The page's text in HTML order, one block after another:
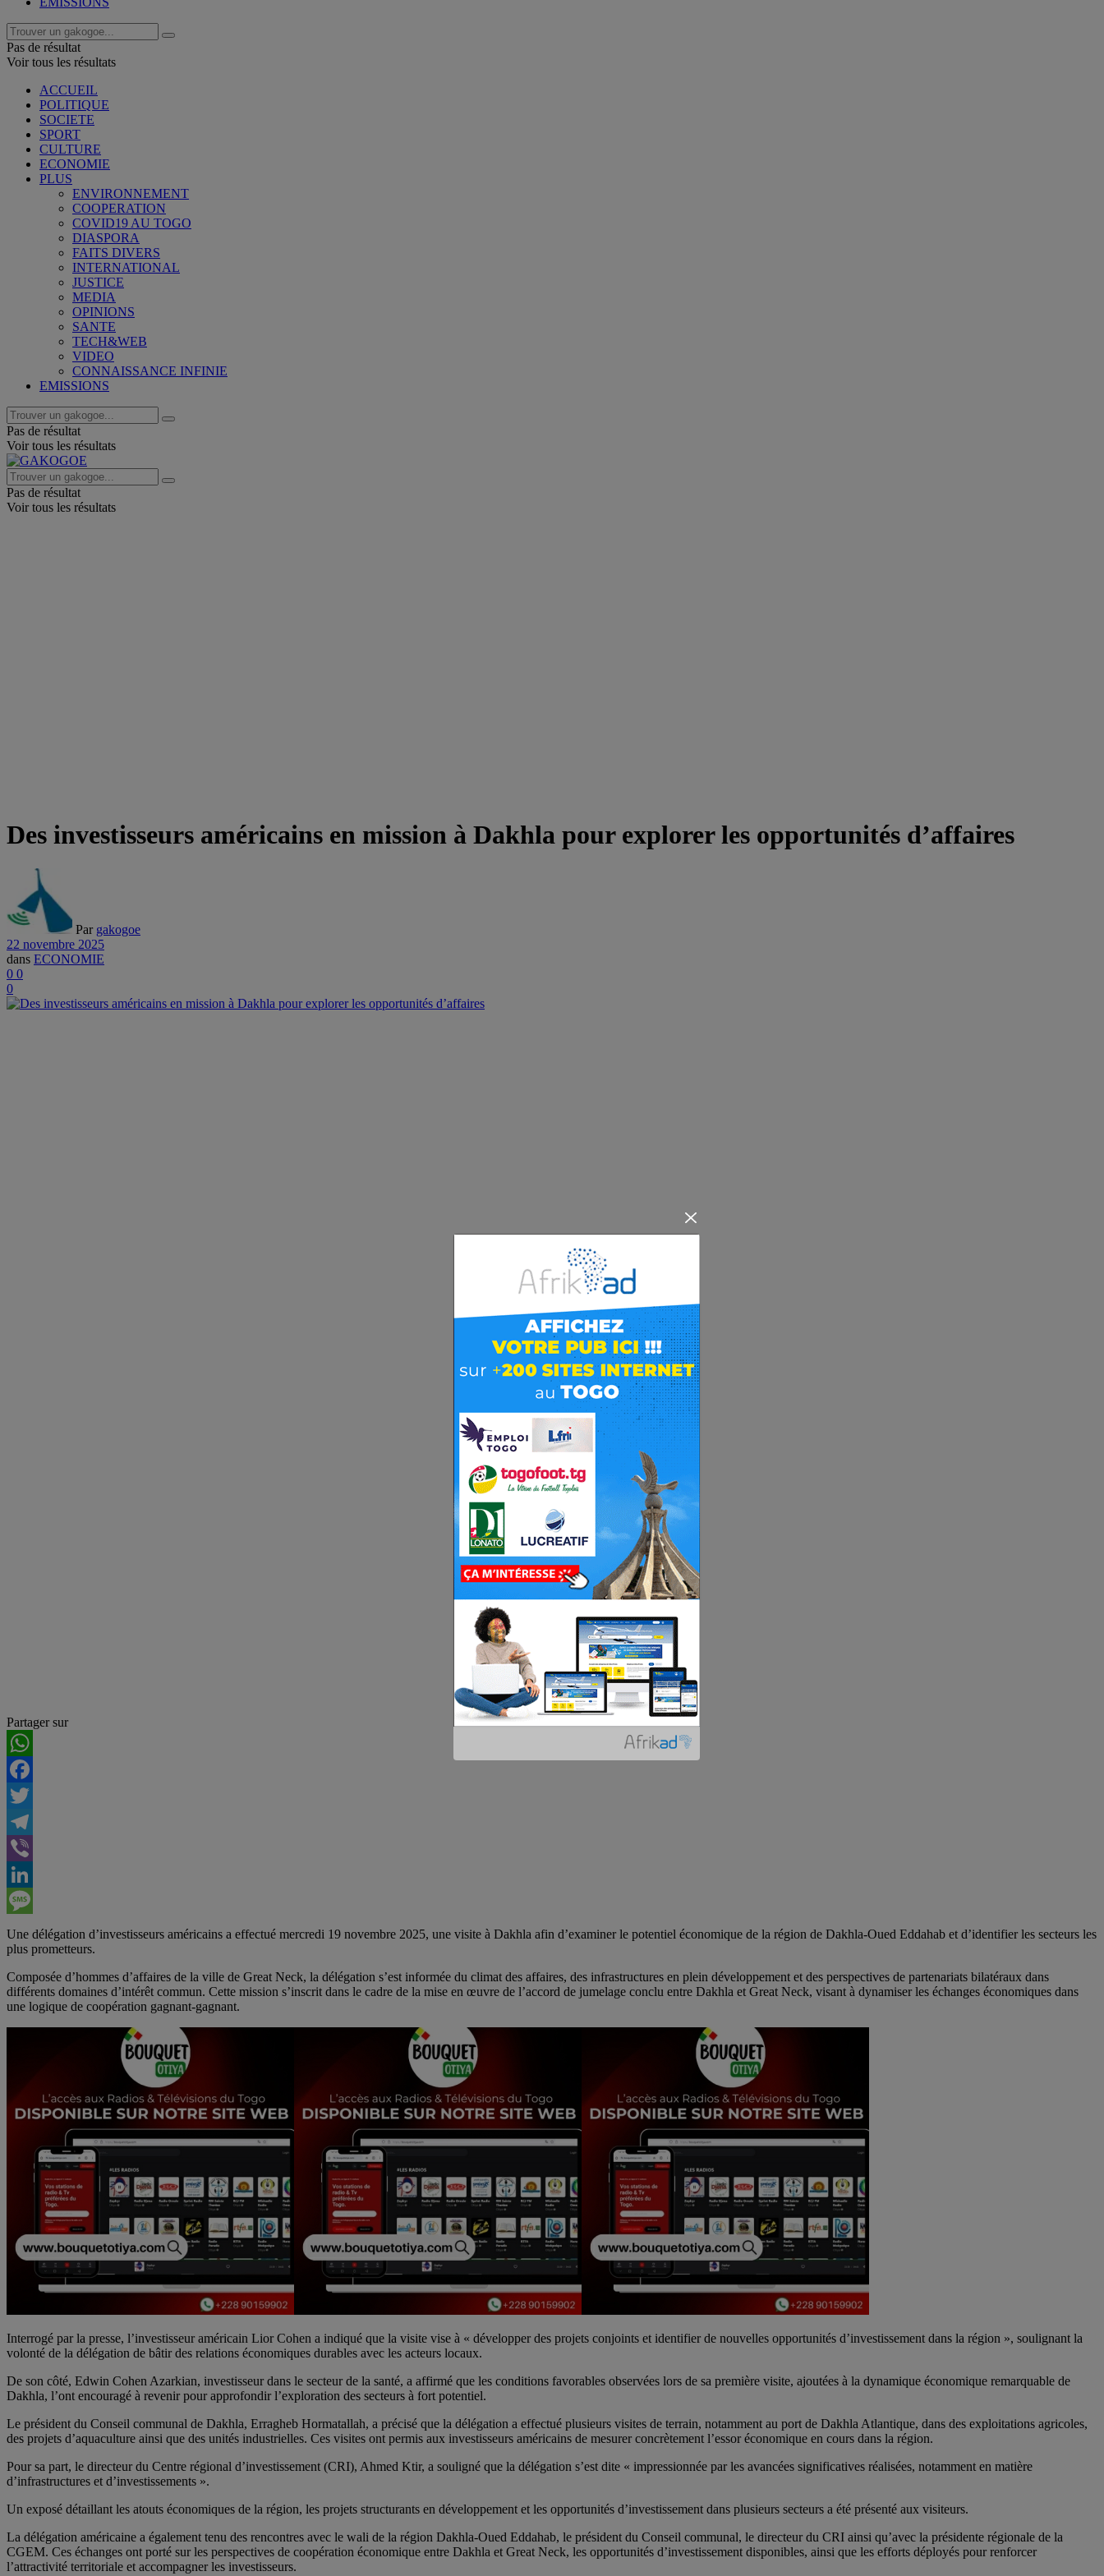
Pas de résultat
Voir tous les résultats
ACCUEIL
POLITIQUE
SOCIETE
SPORT
CULTURE
ECONOMIE
PLUS
ENVIRONNEMENT
COOPERATION
COVID19 AU TOGO
DIASPORA
FAITS DIVERS
INTERNATIONAL
JUSTICE
MEDIA
OPINIONS
SANTE
TECH&WEB
VIDEO
CONNAISSANCE INFINIE
EMISSIONS
Pas de résultat
Voir tous les résultats
Pas de résultat
Voir tous les résultats
Des investisseurs américains en mission à Dakhla pour explorer les opportunités d’affaires
Par gakogoe
22 novembre 2025
dans ECONOMIE
0 0
0
Partager sur
WhatsApp
Facebook
Twitter
Telegram
Viber
LinkedIn
Message
Une délégation d’investisseurs américains a effectué mercredi 19 novembre 2025, une visite à Dakhla afin d’examiner le potentiel économique de la région de Dakhla-Oued Eddahab et d’identifier les secteurs les
plus prometteurs.
Composée d’hommes d’affaires de la ville de Great Neck, la délégation s’est informée du climat des affaires, des infrastructures en plein développement et des perspectives de partenariats bilatéraux dans
différents domaines d’intérêt commun. Cette mission s’inscrit dans le cadre de la mise en œuvre de l’accord de jumelage conclu entre Dakhla et Great Neck, visant à dynamiser les échanges économiques dans
une logique de coopération gagnant-gagnant.
Interrogé par la presse, l’investisseur américain Lior Cohen a indiqué que la visite vise à « développer des projets conjoints et identifier de nouvelles opportunités d’investissement dans la région », soulignant la
volonté de la délégation de bâtir des relations économiques durables avec les acteurs locaux.
De son côté, Edwin Cohen Azarkian, investisseur dans le secteur de la santé, a affirmé que les conditions favorables observées lors de sa première visite, ajoutées à la dynamique économique remarquable de
Dakhla, l’ont encouragé à revenir pour approfondir l’exploration des secteurs à fort potentiel.
Le président du Conseil communal de Dakhla, Erragheb Hormatallah, a précisé que la délégation a effectué plusieurs visites de terrain, notamment au port de Dakhla Atlantique, dans des exploitations agricoles,
des projets d’aquaculture ainsi que des unités industrielles. Ces visites ont permis aux investisseurs américains de mesurer concrètement l’essor économique en cours dans la région.
Pour sa part, le directeur du Centre régional d’investissement (CRI), Ahmed Ktir, a souligné que la délégation s’est dite « impressionnée par les avancées significatives réalisées, notamment en matière
d’infrastructures et d’investissements ».
Un exposé détaillant les atouts économiques de la région, les projets structurants en développement et les opportunités d’investissement dans plusieurs secteurs a été présenté aux visiteurs.
La délégation américaine a également tenu des rencontres avec le wali de la région Dakhla-Oued Eddahab, le président du Conseil communal, le directeur du CRI ainsi qu’avec la présidente régionale de la
CGEM. Ces échanges ont porté sur les perspectives de coopération économique entre Dakhla et Great Neck, les opportunités d’investissement disponibles, ainsi que les efforts déployés pour renforcer
l’attractivité territoriale et accompagner les investisseurs.